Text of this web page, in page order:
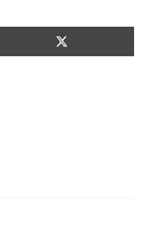
Түгээх:
Т
ү